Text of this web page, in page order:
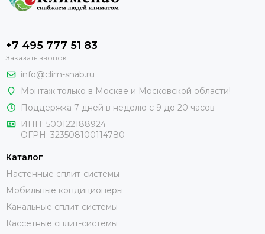
+7 495 777 51 83
Заказать звонок
info@clim-snab.ru
Монтаж только в Москве и Московской области!
Поддержка 7 дней в неделю с 9 до 20 часов
ИНН: 500122188924
ОГРН: 323508100114780
Каталог
Настенные сплит-системы
Мобильные кондиционеры
Канальные сплит-системы
Кассетные сплит-системы